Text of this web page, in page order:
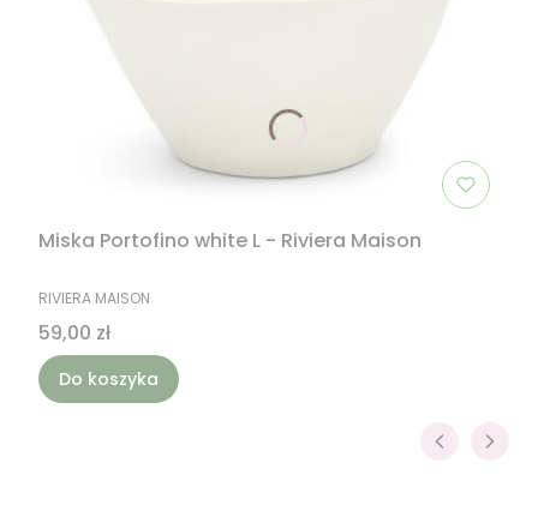
Miska Portofino white L - Riviera Maison
PRODUCENT
RIVIERA MAISON
Cena
59,00 zł
Do koszyka